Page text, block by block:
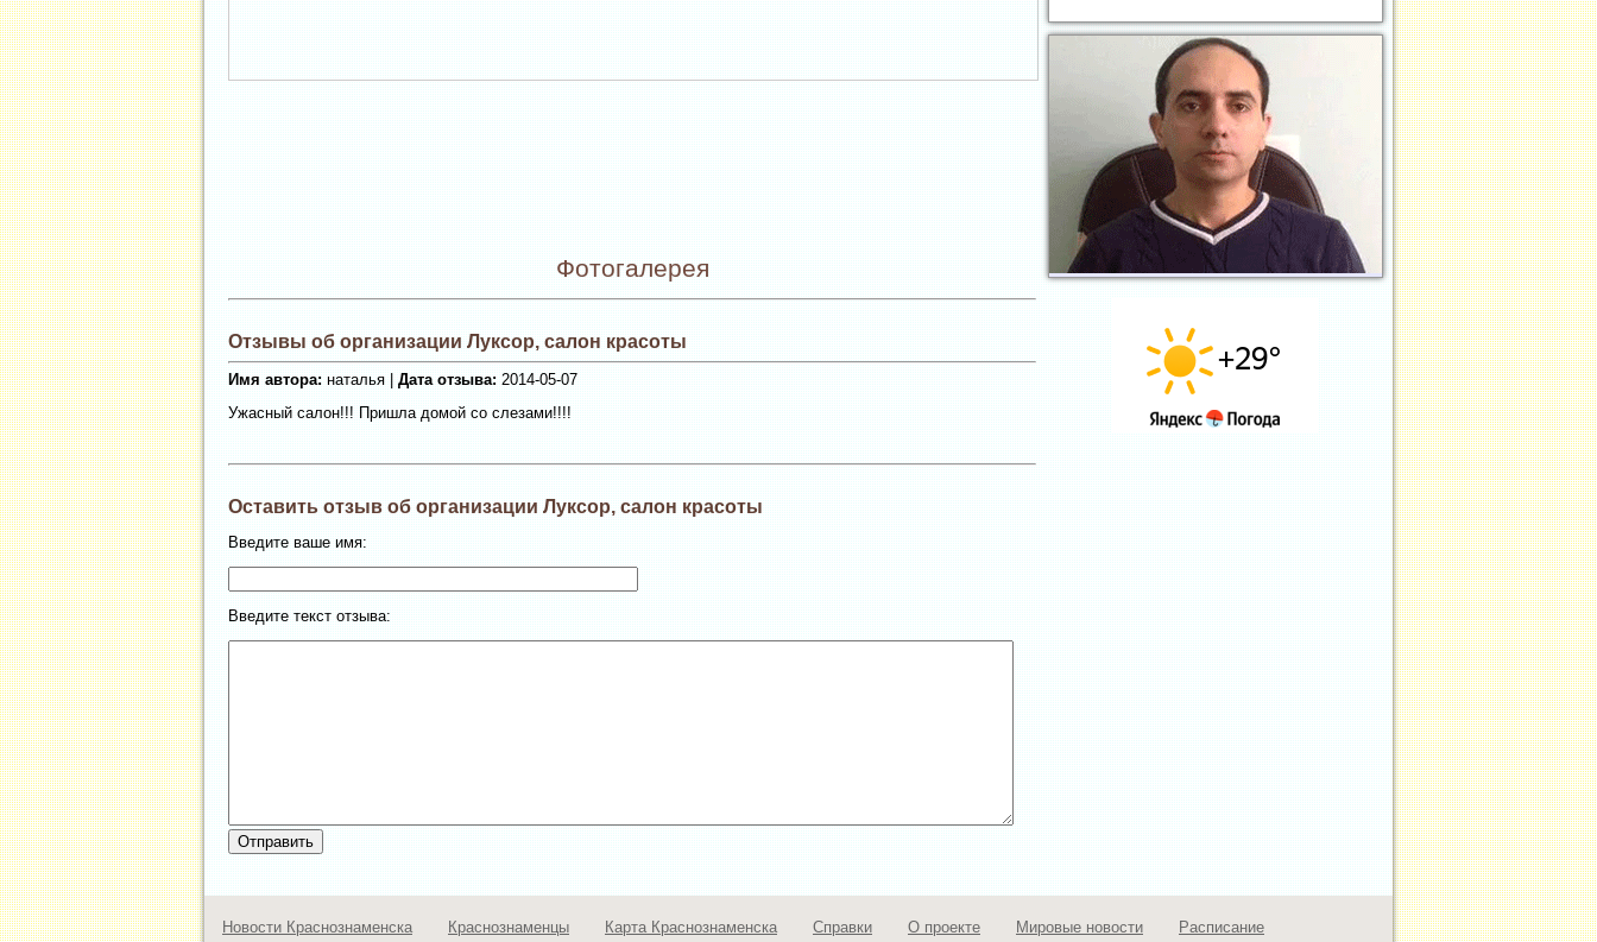
Фотогалерея
Отзывы об организации Луксор, салон красоты
Имя автора: наталья |Дата отзыва: 2014-05-07
Ужасный салон!!! Пришла домой со слезами!!!!
Оставить отзыв об организации Луксор, салон красоты
Введите ваше имя:
Введите текст отзыва:
Новости Краснознаменска Краснознаменцы Карта Краснознаменска Справки О проекте Мировые новости Расписание